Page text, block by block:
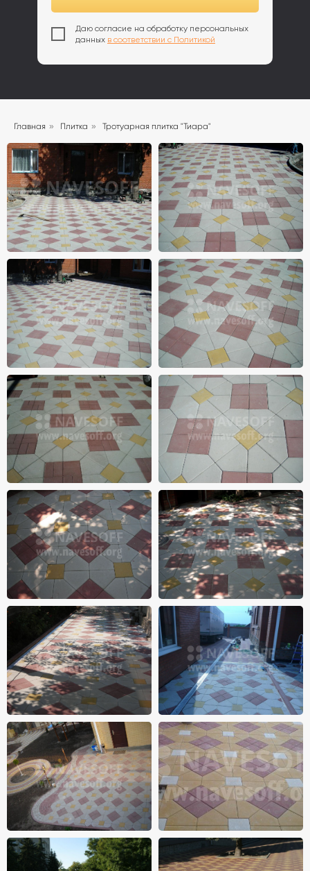
Даю согласие на обработку персональных
данных в соответствии с Политикой
Главная » Плитка » Тротуарная плитка "Тиара"